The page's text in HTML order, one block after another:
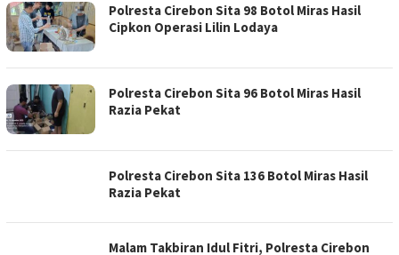
Polresta Cirebon Sita 98 Botol Miras Hasil
Cipkon Operasi Lilin Lodaya
Polresta Cirebon Sita 96 Botol Miras Hasil
Razia Pekat
Polresta Cirebon Sita 136 Botol Miras Hasil
Razia Pekat
Malam Takbiran Idul Fitri, Polresta Cirebon